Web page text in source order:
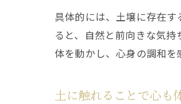
具体的には、土壌に存在
ると、自然と前向きな気
体を動かし、心身の調和を
土に触れることで心も